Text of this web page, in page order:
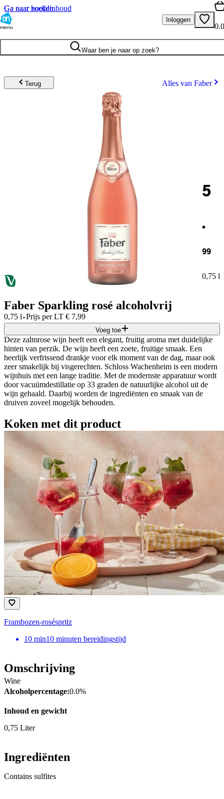
Ga naar hoofdinhoud
Ga naar zoeken
menu
Inloggen
Waar ben je naar op zoek?
Terug Alles van Faber
5
.
99
0,75 l
Faber Sparkling rosé alcoholvrij
0,75 l·Prijs per LT € 7,99
Voeg toe
Deze zalmrose wijn heeft een elegant, fruitig aroma met duidelijke
hinten van perzik. De wijn heeft een zoete, fruitige smaak. Een
heerlijk verfrissend drankje voor elk moment van de dag, maar ook
zeer smakelijk bij visgerechten. Schloss Wachenheim is een modern
wijnhuis met een lange traditie. Met de modernste apparatuur wordt
door vacuümdestillatie op 33 graden de natuurlijke alcohol uit de
wijn gehaald. Daarbij worden de ingrediënten en smaak van de
druiven zoveel mogelijk behouden.
Koken met dit product
Frambozen-roséspritz
10 min10 minuten bereidingstijd
Omschrijving
Wine
Alcoholpercentage:0.0%
Inhoud en gewicht
0,75 Liter
Ingrediënten
Contains sulfites